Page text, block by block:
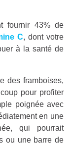
fournir 43% de
C, dont votre
à la santé de
des framboises,
pour profiter
poignée avec
en une
qui pourrait
ou une barre de